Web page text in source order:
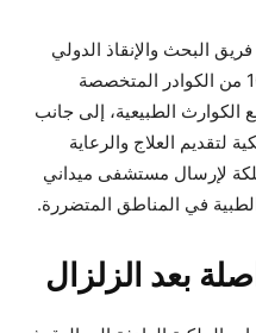
البحث والإنقاذ الدولي
التابع للدفاع المدني، والذي يضم 100 من الكوادر المتخصصة
الكوارث الطبيعية، إلى جانب
لتقديم العلاج والرعاية
لإرسال مستشفى ميداني
الطبية في المناطق المتضررة.
بعد الزلزال